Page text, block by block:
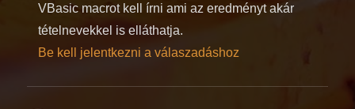
VBasic macrot kell írni ami az eredményt akár
tételnevekkel is elláthatja.
Be kell jelentkezni a válaszadáshoz